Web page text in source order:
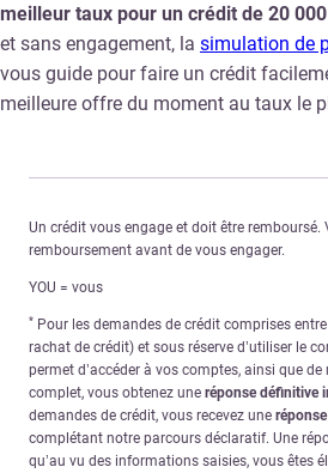
meilleur taux pour un crédit de 20
et sans engagement, la simulation de
vous guide pour faire un crédit
meilleure offre du moment au taux le
Un crédit vous engage et doit être remboursé.
remboursement avant de vous engager.
YOU = vous
* Pour les demandes de crédit comprises
rachat de crédit) et sous réserve d’utiliser le
permet d’accéder à vos comptes, ainsi que
complet, vous obtenez une réponse définitive
demandes de crédit, vous recevez une
complétant notre parcours déclaratif. Une
qu’au vu des informations saisies, vous êtes